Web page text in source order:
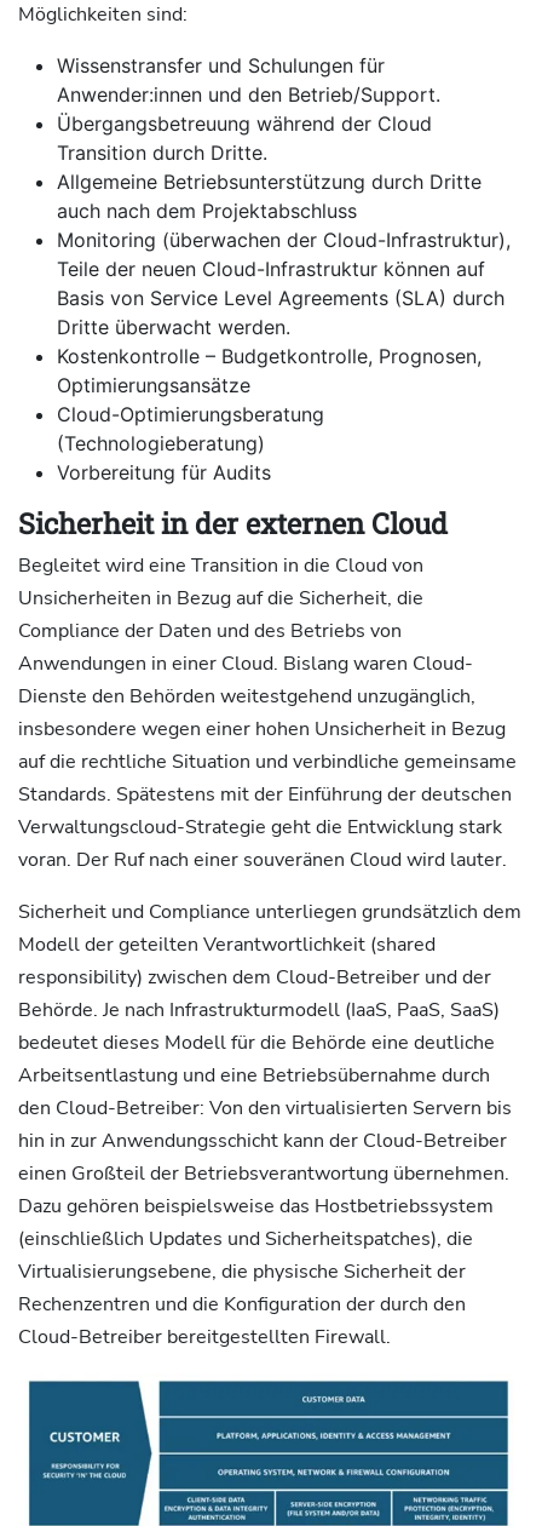
Möglichkeiten sind:
Wissenstransfer und Schulungen für
Anwender:innen und den Betrieb/Support.
Übergangsbetreuung während der Cloud
Transition durch Dritte.
Allgemeine Betriebsunterstützung durch Dritte
auch nach dem Projektabschluss
Monitoring (überwachen der Cloud-Infrastruktur),
Teile der neuen Cloud-Infrastruktur können auf
Basis von Service Level Agreements (SLA) durch
Dritte überwacht werden.
Kostenkontrolle – Budgetkontrolle, Prognosen,
Optimierungsansätze
Cloud-Optimierungsberatung
(Technologieberatung)
Vorbereitung für Audits
Sicherheit in der externen Cloud
Begleitet wird eine Transition in die Cloud von
Unsicherheiten in Bezug auf die Sicherheit, die
Compliance der Daten und des Betriebs von
Anwendungen in einer Cloud. Bislang waren Cloud-
Dienste den Behörden weitestgehend unzugänglich,
insbesondere wegen einer hohen Unsicherheit in Bezug
auf die rechtliche Situation und verbindliche gemeinsame
Standards. Spätestens mit der Einführung der deutschen
Verwaltungscloud-Strategie geht die Entwicklung stark
voran. Der Ruf nach einer souveränen Cloud wird lauter.
Sicherheit und Compliance unterliegen grundsätzlich dem
Modell der geteilten Verantwortlichkeit (shared
responsibility) zwischen dem Cloud-Betreiber und der
Behörde. Je nach Infrastrukturmodell (IaaS, PaaS, SaaS)
bedeutet dieses Modell für die Behörde eine deutliche
Arbeitsentlastung und eine Betriebsübernahme durch
den Cloud-Betreiber: Von den virtualisierten Servern bis
hin in zur Anwendungsschicht kann der Cloud-Betreiber
einen Großteil der Betriebsverantwortung übernehmen.
Dazu gehören beispielsweise das Hostbetriebssystem
(einschließlich Updates und Sicherheitspatches), die
Virtualisierungsebene, die physische Sicherheit der
Rechenzentren und die Konfiguration der durch den
Cloud-Betreiber bereitgestellten Firewall.